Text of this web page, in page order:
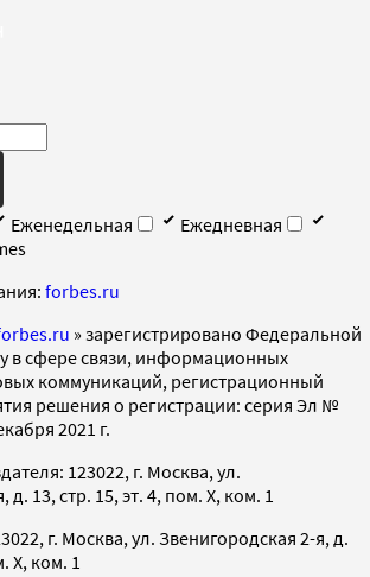
Еженедельная
Ежедневная
forbes.ru
» зарегистрировано Федеральной
в сфере связи, информационных
коммуникаций, регистрационный
решения о регистрации: серия Эл №
2021 г.
123022, г. Москва, ул.
13, стр. 15, эт. 4, пом. X, ком. 1
г. Москва, ул. Звенигородская 2-я, д.
X, ком. 1